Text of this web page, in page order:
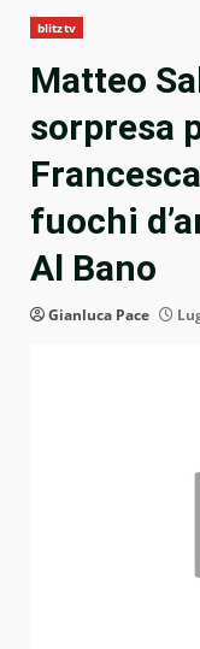
blitztv
Matteo
sorpresa
fuochi
Al Bano
Gianluca Pace